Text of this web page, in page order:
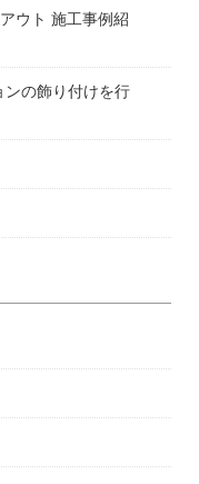
ウト 施工事例紹
ンの飾り付けを行